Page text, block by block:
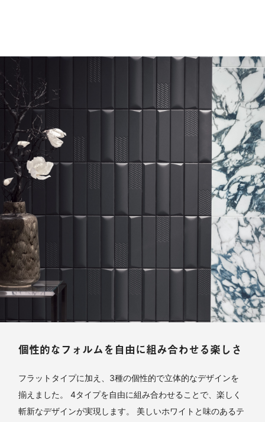
個性的なフォルムを自由に組み合わせる楽しさ
フラットタイプに加え、3種の個性的で立体的なデザインを
揃えました。 4タイプを自由に組み合わせることで、楽しく
斬新なデザインが実現します。 美しいホワイトと味のあるテ